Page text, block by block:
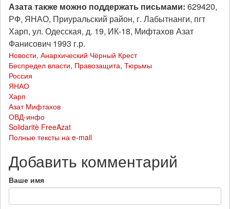
Азата также можно поддержать письмами: 629420,
РФ, ЯНАО, Приуральский район, г. Лабытнанги, пгт
Харп, ул. Одесская, д. 19, ИК-18, Мифтахов Азат
Фанисович 1993 г.р.
Новости, Анархический Чёрный Крест
Беспредел власти, Правозащита, Тюрьмы
Россия
ЯНАО
Харп
Азат Мифтахов
ОВД-инфо
Solidaritè FreeAzat
Полные тексты на e-mail
Добавить комментарий
Ваше имя